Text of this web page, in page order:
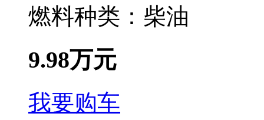
燃料种类： 柴油
9.98万元
我要购车